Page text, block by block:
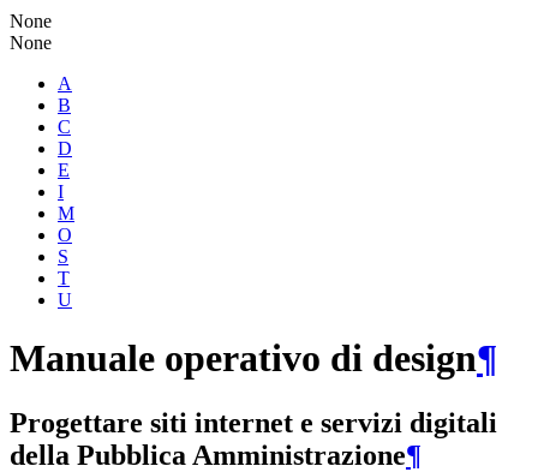
None
None
A
B
C
D
E
I
M
O
S
T
U
Manuale operativo di design¶
Progettare siti internet e servizi digitali
della Pubblica Amministrazione¶